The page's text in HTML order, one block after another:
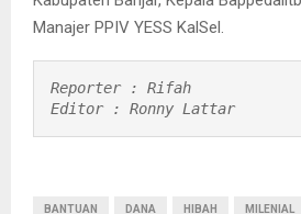
Manajer PPIV YESS KalSel.
Reporter : Rifah
Editor : Ronny Lattar
BANTUAN DANA HIBAH MILENIAL